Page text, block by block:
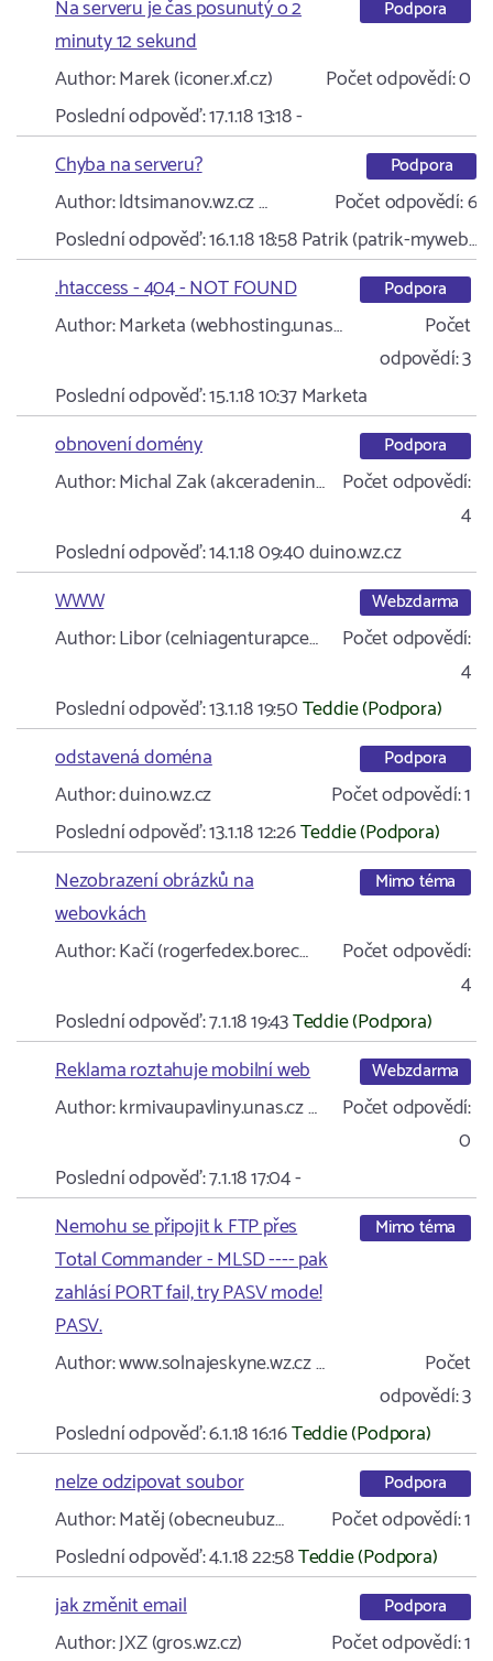
Na serveru je čas posunutý o 2
minuty 12 sekund
Podpora
Author:Marek (iconer.xf.cz) Počet odpovědí:0
Poslední odpověď:17.1.18 13:18-
Chyba na serveru?
Podpora
Author:ldtsimanov.wz.cz … Počet odpovědí:6
Poslední odpověď:16.1.18 18:58Patrik (patrik-myweb…
.htaccess - 404 - NOT FOUND
Podpora
Author:Marketa (webhosting.unas…
Počet
odpovědí:3
Poslední odpověď:15.1.18 10:37Marketa
obnovení domény
Podpora
Author:Michal Zak (akceradenin… Počet odpovědí:
4
Poslední odpověď:14.1.18 09:40duino.wz.cz
WWW
Webzdarma
Author:Libor (celniagenturapce…
Počet odpovědí:
4
Poslední odpověď:13.1.18 19:50Teddie (Podpora)
odstavená doména
Podpora
Author:duino.wz.cz Počet odpovědí:1
Poslední odpověď:13.1.18 12:26Teddie (Podpora)
Nezobrazení obrázků na
webovkách
Mimo téma
Author:Kačí (rogerfedex.borec…
Počet odpovědí:
4
Poslední odpověď:7.1.18 19:43Teddie (Podpora)
Reklama roztahuje mobilní web
Webzdarma
Author:krmivaupavliny.unas.cz …
Počet odpovědí:
0
Poslední odpověď:7.1.18 17:04-
Nemohu se připojit k FTP přes
Total Commander - MLSD ---- pak
zahlásí PORT fail, try PASV mode!
PASV.
Mimo téma
Author:www.solnajeskyne.wz.cz …
Počet
odpovědí:3
Poslední odpověď:6.1.18 16:16Teddie (Podpora)
nelze odzipovat soubor
Podpora
Author:Matěj (obecneubuz… Počet odpovědí:1
Poslední odpověď:4.1.18 22:58Teddie (Podpora)
jak změnit email
Podpora
Author:JXZ (gros.wz.cz) Počet odpovědí:1